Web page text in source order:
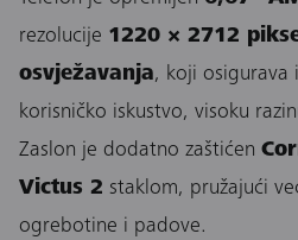
rezolucije 1220 × 2712
osvježavanja, koji osigurava
korisničko iskustvo, visoku
Zaslon je dodatno zaštićen
Victus 2 staklom, pružajući
ogrebotine i padove.